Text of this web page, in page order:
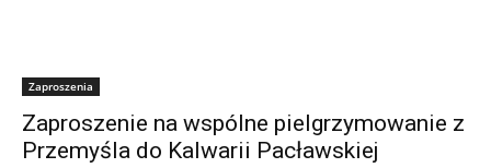
Zaproszenia
Zaproszenie na wspólne pielgrzymowanie z
Przemyśla do Kalwarii Pacławskiej